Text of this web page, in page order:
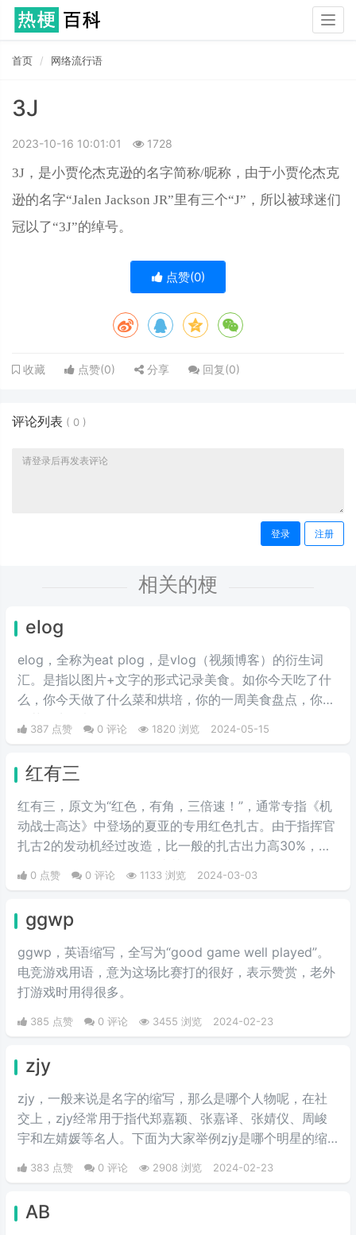
首页 网络流行语
3J
2023-10-16 10:01:01 1728
3J，是小贾伦杰克逊的名字简称/昵称，由于小贾伦杰克
逊的名字“Jalen Jackson JR”里有三个“J”，所以被球迷们
冠以了“3J”的绰号。
点赞(0)
收藏 点赞(0) 分享 回复(0)
评论列表 ( 0 )
登录 注册
相关的梗
elog
elog，全称为eat plog，是vlog（视频博客）的衍生词
汇。是指以图片+文字的形式记录美食。如你今天吃了什
么，你今天做了什么菜和烘培，你的一周美食盘点，你的
奶茶盘点，都值得记录。
387 点赞 0 评论 1820 浏览 2024-05-15
红有三
红有三，原文为“红色，有角，三倍速！”，通常专指《机
动战士高达》中登场的夏亚的专用红色扎古。由于指挥官
扎古2的发动机经过改造，比一般的扎古出力高30%，在
三倍速也被看作是夏亚登场的象征。
0 点赞 0 评论 1133 浏览 2024-03-03
ggwp
ggwp，英‌‌‌‌‌‌‌‌‌‌‌语缩写，全写为“good game well played”。
电竞游戏用语，意为这场比赛打的很好，表示赞赏，老外
打游戏时用得很多。
385 点赞 0 评论 3455 浏览 2024-02-23
zjy
zjy，一般来说是名字的缩写，那么是哪个人物呢，在社
交上，zjy经常用于指代郑嘉颖、张嘉译、张婧仪、周峻
宇和左婧媛等名人。下面为大家举例zjy是哪个明星的缩
383 点赞 0 评论 2908 浏览 2024-02-23
AB